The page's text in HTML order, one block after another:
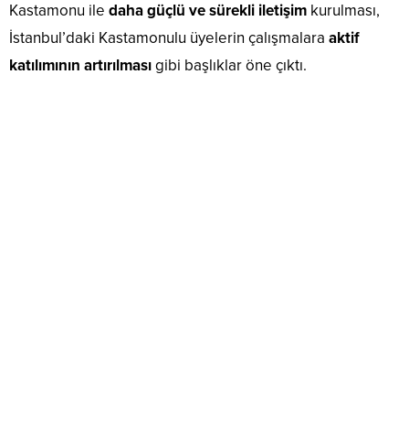
Kastamonu ile daha güçlü ve sürekli iletişim kurulması,
İstanbul’daki Kastamonulu üyelerin çalışmalara aktif
katılımının artırılmasıgibi başlıklar öne çıktı.